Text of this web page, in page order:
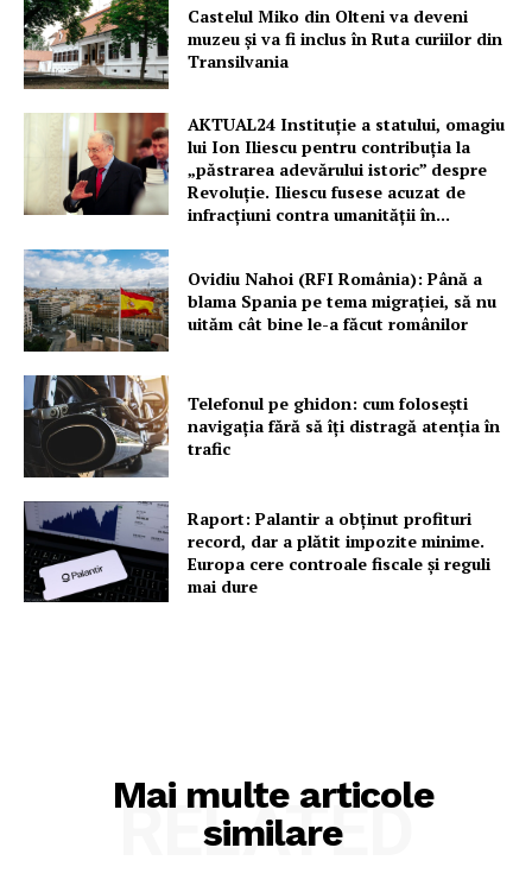
Despre noi / Echipa
Proiecte editoriale
Contact
Castelul Miko din Olteni va deveni
muzeu şi va fi inclus în Ruta curiilor din
Transilvania
AKTUAL24 Instituție a statului, omagiu
lui Ion Iliescu pentru contribuția la
„păstrarea adevărului istoric” despre
Revoluție. Iliescu fusese acuzat de
infracțiuni contra umanității în...
Ovidiu Nahoi (RFI România): Până a
blama Spania pe tema migrației, să nu
uităm cât bine le-a făcut românilor
Telefonul pe ghidon: cum folosești
navigația fără să îți distragă atenția în
trafic
Raport: Palantir a obținut profituri
record, dar a plătit impozite minime.
Europa cere controale fiscale și reguli
mai dure
Mai multe articole
similare
RELATED